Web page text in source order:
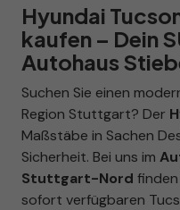
Hyundai
kaufen – Dein
Autohaus
Suchen Sie einen
Region Stuttgart? Der
Maßstäbe in Sachen
Sicherheit. Bei uns im
Stuttgart-Nord finden
sofort verfügbaren